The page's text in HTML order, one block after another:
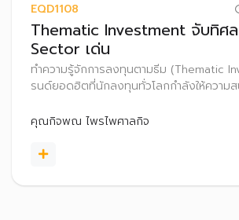
EQD1108
Thematic Investment จับทิศ
Sector เด่น
ทำความรู้จักการลงทุนตามธีม (Thematic
รนด์ยอดฮิตที่นักลงทุนทั่วโลกกำลังให้ความส
เพิ่มโอกาสสร้างผลตอบแทนที่ดีในระยะยาว
คุณกิจพณ ไพรไพศาลกิจ